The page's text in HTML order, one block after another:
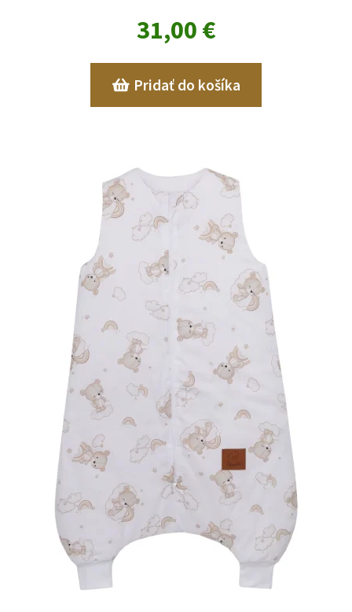
31,00 €
Pridať do košíka